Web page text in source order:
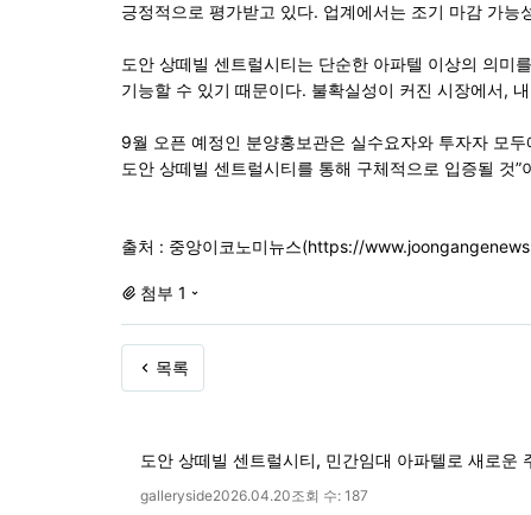
긍정적으로 평가받고 있다. 업계에서는 조기 마감 가능
도안 상떼빌 센트럴시티는 단순한 아파텔 이상의 의미
기능할 수 있기 때문이다. 불확실성이 커진 시장에서,
9월 오픈 예정인 분양홍보관은 실수요자와 투자자 모
도안 상떼빌 센트럴시티를 통해 구체적으로 입증될 것
출처 : 중앙이코노미뉴스(https://
첨부 1
목록
도안 상떼빌 센트럴시티, 민간임대 아파텔로 새로운
galleryside2026.04.20조회 수: 187